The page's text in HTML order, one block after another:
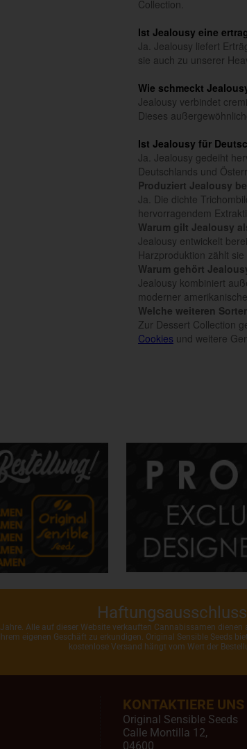
Collection.
Ist Jealousy eine
Ja. Jealousy liefert
sie auch zu unserer
Wie schmeckt
Jealousy verbindet
Dieses
Ist Jealousy für
Ja. Jealousy gedeiht
Deutschlands und
Produziert Jealousy
Ja. Die dichte
hervorragendem
Warum gilt Jealousy
Jealousy entwickelt
Harzproduktion zählt
Warum gehört
Jealousy kombiniert
moderner
Welche weiteren
Zur Dessert Collection
Cookies und weitere
Haftungsausschluss
Alle auf dieser Website verkauften Cannabissamen
eigenen Geschäft zu erkundigen. Original Sensible
kostenlose Versand hängt vom Wert der
KONTAKTIERE UNS
Original Sensible Seeds
Calle Montilla 12,
04600